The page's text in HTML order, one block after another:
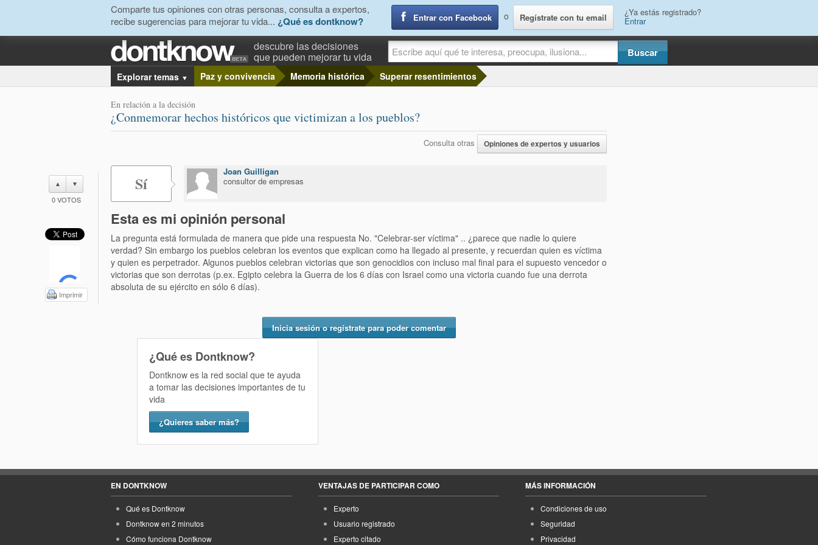
Comparte tus opiniones con otras personas, consulta a expertos,
recibe sugerencias para mejorar tu vida... ¿Qué es dontknow? Entrar con Facebook o Regístrate con tu email ¿Ya estás registrado?
Entrar
descubre las decisiones
que pueden mejorar tu vida
Explorar temas ▼ Paz y convivencia Memoria histórica Superar resentimientos
En relación a la decisión
¿Conmemorar hechos históricos que victimizan a los pueblos?
Consulta otras Opiniones de expertos y usuarios
Sí
Joan Guilligan
consultor de empresas
▲ ▼
0VOTOS
Imprimir
Esta es mi opinión personal
La pregunta está formulada de manera que pide una respuesta No. "Celebrar-ser víctima" .. ¿parece que nadie lo quiere
verdad? Sin embargo los pueblos celebran los eventos que explican como ha llegado al presente, y recuerdan quien es víctima
y quien es perpetrador. Algunos pueblos celebran victorias que son genocidios con incluso mal final para el supuesto vencedor o
victorias que son derrotas (p.ex. Egipto celebra la Guerra de los 6 días con Israel como una victoria cuando fue una derrota
absoluta de su ejército en sólo 6 días).
Inicia sesión o regístrate para poder comentar
¿Qué es Dontknow?
Dontknow es la red social que te ayuda
a tomar las decisiones importantes de tu
vida
¿Quieres saber más?
EN DONTKNOW
Qué es Dontknow
Dontknow en 2 minutos
Cómo funciona Dontknow
VENTAJAS DE PARTICIPAR COMO
Experto
Usuario registrado
Experto citado
MÁS INFORMACIÓN
Condiciones de uso
Seguridad
Privacidad